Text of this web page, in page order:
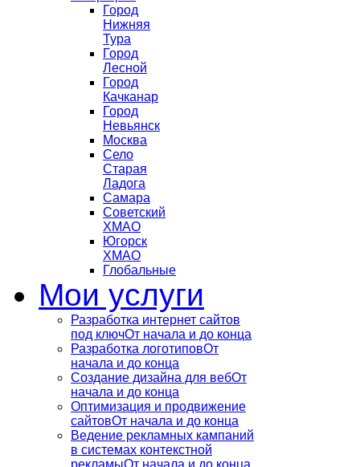
Город
Нижняя
Тура
Город
Лесной
Город
Качканар
Город
Невьянск
Москва
Село
Старая
Ладога
Самара
Советский
ХМАО
Югорск
ХМАО
Глобальные
Мои услуги
Разработка интернет сайтов
под ключОт начала и до конца
Разработка логотиповОт
начала и до конца
Создание дизайна для вебОт
начала и до конца
Оптимизация и продвижение
сайтовОт начала и до конца
Ведение рекламных кампаний
в системах контекстной
рекламыОт начала и до конца